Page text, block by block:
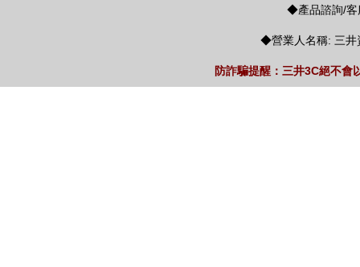
◆產品諮詢/客
◆營業人名稱: 三井
防詐騙提醒：三井3C絕不會